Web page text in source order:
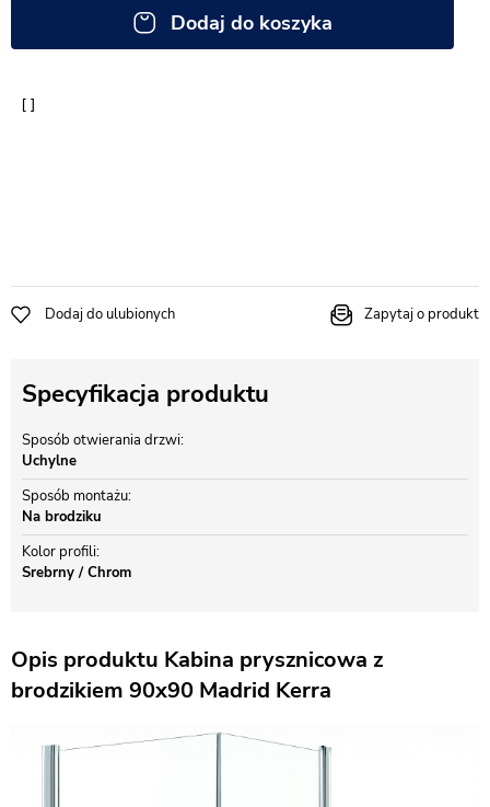
Dodaj do koszyka
Dodaj do ulubionych Zapytaj o produkt
Specyfikacja produktu
Sposób otwierania drzwi
Uchylne
Sposób montażu
Na brodziku
Kolor profili
Srebrny / Chrom
Opis produktu Kabina prysznicowa z
brodzikiem 90x90 Madrid Kerra